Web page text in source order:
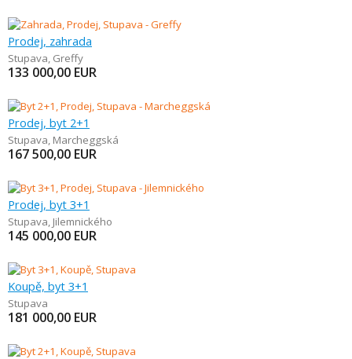
Prodej, zahrada
Stupava, Greffy
133 000,00 EUR
Prodej, byt 2+1
Stupava, Marcheggská
167 500,00 EUR
Prodej, byt 3+1
Stupava, Jilemnického
145 000,00 EUR
Koupě, byt 3+1
Stupava
181 000,00 EUR